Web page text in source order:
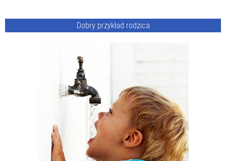
Dobry przykład rodzica